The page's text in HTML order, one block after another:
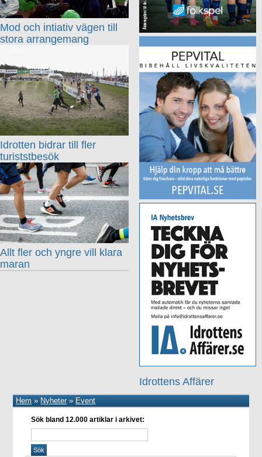
Idrottens Affärer
Mod och intiativ vägen till
stora arrangemang
Idrotten bidrar till fler
turiststbesök
Allt fler och yngre vill klara
maran
Hem » Nyheter» Event
Sök bland 12.000 artiklar i arkivet: